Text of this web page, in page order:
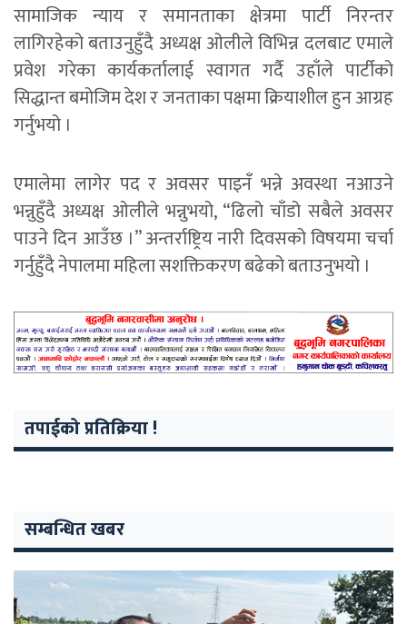
सामाजिक न्याय र समानताका क्षेत्रमा पार्टी निरन्तर
लागिरहेको बताउनुहुँदै अध्यक्ष ओलीले विभिन्न दलबाट एमाले
प्रवेश गरेका कार्यकर्तालाई स्वागत गर्दै उहाँले पार्टीको
सिद्धान्त बमोजिम देश र जनताका पक्षमा क्रियाशील हुन आग्रह
गर्नुभयो ।
एमालेमा लागेर पद र अवसर पाइनँ भन्ने अवस्था नआउने
भन्नुहुँदै अध्यक्ष ओलीले भन्नुभयो, “ढिलो चाँडो सबैले अवसर
पाउने दिन आउँछ ।” अन्तर्राष्ट्रिय नारी दिवसको विषयमा चर्चा
गर्नुहुँदै नेपालमा महिला सशक्तिकरण बढेको बताउनुभयो ।
तपाईको प्रतिक्रिया !
सम्बन्धित खबर